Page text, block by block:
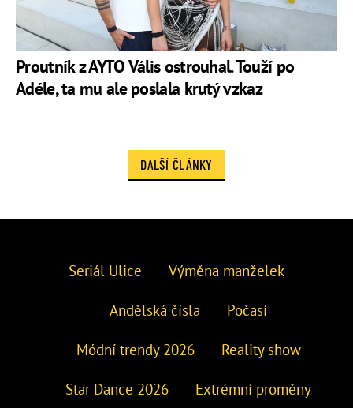
Proutník z AYTO Vális ostrouhal. Touží po
Adéle, ta mu ale poslala krutý vzkaz
DALŠÍ ČLÁNKY
Seriál Ulice Výměna manželek
Andělská čísla Počasí
Módní trendy 2026 Reality show
Star Dance 2026 Extrémní proměny